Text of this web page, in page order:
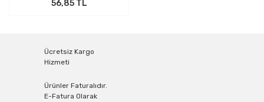
56,85 TL
Ücretsiz Kargo
Hizmeti
Ürünler Faturalıdır.
E-Fatura Olarak